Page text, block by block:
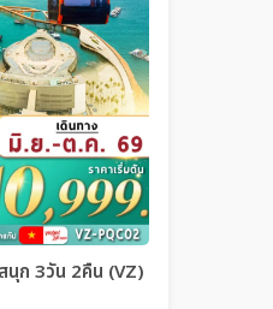
นุก 3วัน 2คืน (VZ)